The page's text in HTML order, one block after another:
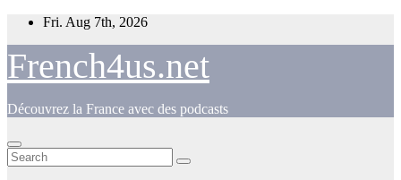
Skip
content
Fri. Aug 7th, 2026
French4us.net
Découvrez la France avec des podcasts